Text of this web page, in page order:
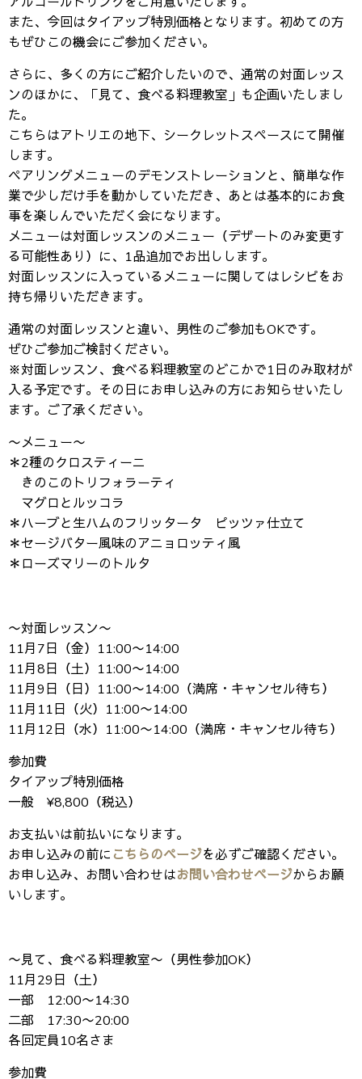
また、今回はタイアップ特別価格となります。初めての方
もぜひこの機会にご参加ください。
さらに、多くの方にご紹介したいので、通常の対面レッス
ンのほかに、「見て、食べる料理教室」も企画いたしまし
た。
こちらはアトリエの地下、シークレットスペースにて開催
します。
ペアリングメニューのデモンストレーションと、簡単な作
業で少しだけ手を動かしていただき、あとは基本的にお食
事を楽しんでいただく会になります。
メニューは対面レッスンのメニュー（デザートのみ変更す
る可能性あり）に、1品追加でお出しします。
対面レッスンに入っているメニューに関してはレシピをお
持ち帰りいただきます。
通常の対面レッスンと違い、男性のご参加もOKです。
ぜひご参加ご検討ください。
※対面レッスン、食べる料理教室のどこかで1日のみ取材が
入る予定です。その日にお申し込みの方にお知らせいたし
ます。ご了承ください。
〜メニュー〜
＊2種のクロスティーニ
きのこのトリフォラーティ
マグロとルッコラ
＊ハーブと生ハムのフリッタータ ピッツァ仕立て
＊セージバター風味のアニョロッティ風
＊ローズマリーのトルタ
〜対面レッスン〜
11月7日（金）11:00〜14:00
11月8日（土）11:00〜14:00
11月9日（日）11:00〜14:00（満席・キャンセル待ち）
11月11日（火）11:00〜14:00
11月12日（水）11:00〜14:00（満席・キャンセル待ち）
参加費
タイアップ特別価格
一般 ¥8,800（税込）
お支払いは前払いになります。
お申し込みの前に こちらのページを必ずご確認ください。
お申し込み、お問い合わせはお問い合わせページからお願
いします。
〜見て、食べる料理教室〜（男性参加OK）
11月29日（土）
一部 12:00〜14:30
二部 17:30〜20:00
各回定員10名さま
参加費